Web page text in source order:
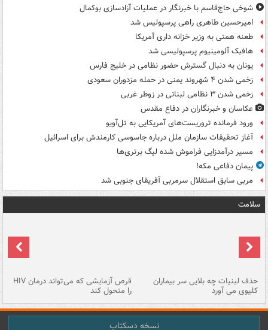
شوخی حاج‌قاسم با خبرنگار در عملیات آزادسازی بوکمال
امیرحسین طاهری راهی پرسپولیس شد
طعنه همتی به وزیر خزانه داری آمریکا
هافبک آلومینیوم پرسپولیسی شد
یونان به دنبال گسترش حضور نظامی در خلیج فارس
زخمی شدن ۴ شهروند یمنی در حمله مزدوران سعودی
زخمی شدن ۳ نظامی لبنانی در زوطر غربی
عکاسان و خبرنگاران در دفاع مقدس
ورود فرمانده تروریست‌های آمریکایی به تل‌آویو
آغاز تحقیقات سازمان ملل درباره جاسوسی کارمندش برای اسرائیل
مسیر درآمدزایی فراموش شده لیگ برتری‌ها
پیمان دفاعی مکه!
مربی سابق استقلال سرمربی آفریقای جنوبی شد
سلامت
حذف لبنیات چه بلایی سر بیماران
کلیوی می آورد
قرص آزمایشی که می‌تواند درمان HIV
را متحول کند
نسخه دسکتاپ